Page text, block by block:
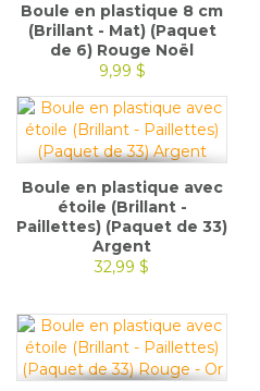
Boule en plastique 8 cm
(Brillant - Mat) (Paquet
de 6) Rouge Noël
9,99 $
Boule en plastique avec
étoile (Brillant -
Paillettes) (Paquet de 33)
Argent
32,99 $